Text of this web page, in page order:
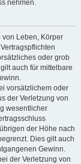
nehmen.
von Leben, Körper
oder grob
auch für mittelbare
vorsätzlichem oder
der Verletzung von
wesentlicher
der Höhe nach
Dies gilt auch
Gewinn.
der Verletzung von